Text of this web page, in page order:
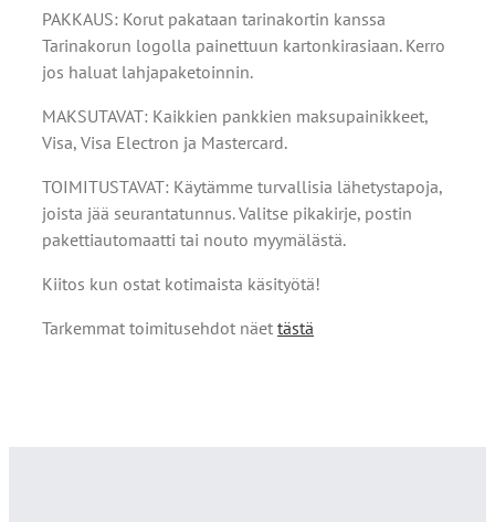
PAKKAUS: Korut pakataan tarinakortin kanssa
Tarinakorun logolla painettuun kartonkirasiaan. Kerro
jos haluat lahjapaketoinnin.
MAKSUTAVAT: Kaikkien pankkien maksupainikkeet,
Visa, Visa Electron ja Mastercard.
TOIMITUSTAVAT: Käytämme turvallisia lähetystapoja,
joista jää seurantatunnus. Valitse pikakirje, postin
pakettiautomaatti tai nouto myymälästä.
Kiitos kun ostat kotimaista käsityötä!
Tarkemmat toimitusehdot näet tästä